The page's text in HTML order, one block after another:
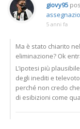
giovy95
5 anni fa
Ma è stato chiarito
eliminazione? Ok
L’ipotesi più
degli inediti e
perché non credo
di esibizioni come